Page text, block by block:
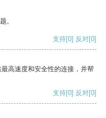
。
支持[0] 反对[0]
高速度和安全性的连接，并帮
支持[0] 反对[0]